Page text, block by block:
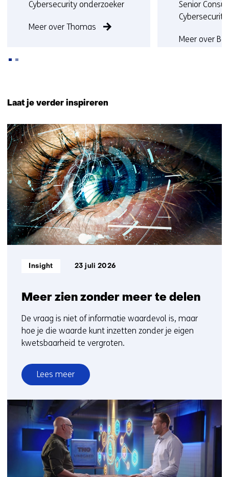
Functie:
Cybersecurity onderzoeker
Meer over Thomas
Functie:
Senior
Cybersecurity
Meer over
(Neem
contact
met
ons
op)
Laat je verder inspireren
9
resultaten,
getoond
1
t/m
5
Meer zien zonder meer te delen
Informatietype:
Insight 23 juli 2026
De vraag is niet of informatie waardevol is, maar
hoe je die waarde kunt inzetten zonder je eigen
kwetsbaarheid te vergroten.
Lees meer
over
Meer
zien
zonder
meer
te
delen